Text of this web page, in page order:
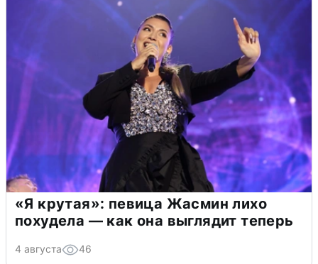
«Я крутая»: певица Жасмин лихо
похудела — как она выглядит теперь
4 августа 46